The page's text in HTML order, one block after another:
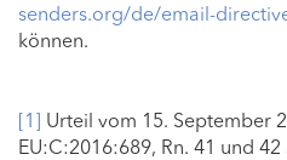
senders.org/de/email-
können.
[1] Urteil vom 15. September
EU:C:2016:689, Rn. 41 und